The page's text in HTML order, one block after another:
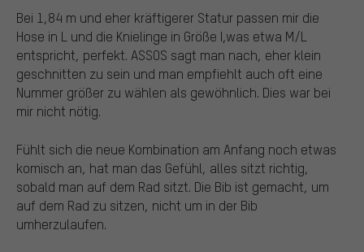
Bei 1,84 m und eher kräftigerer Statur passen mir die
Hose in L und die Knielinge in Größe I,was etwa M/L
entspricht, perfekt. ASSOS sagt man nach, eher klein
geschnitten zu sein und man empfiehlt auch oft eine
Nummer größer zu wählen als gewöhnlich. Dies war bei
mir nicht nötig.
Fühlt sich die neue Kombination am Anfang noch etwas
komisch an, hat man das Gefühl, alles sitzt richtig,
sobald man auf dem Rad sitzt. Die Bib ist gemacht, um
auf dem Rad zu sitzen, nicht um in der Bib
umherzulaufen.